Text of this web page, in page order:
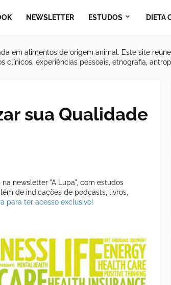
NEWSLETTER ESTUDOS DIETA
em alimentos de origem animal. Este site
clínicos, experiências pessoais, etnografia,
sua Qualidade
newsletter "A Lupa", com estudos
de indicações de podcasts, livros,
para ter acesso exclusivo!